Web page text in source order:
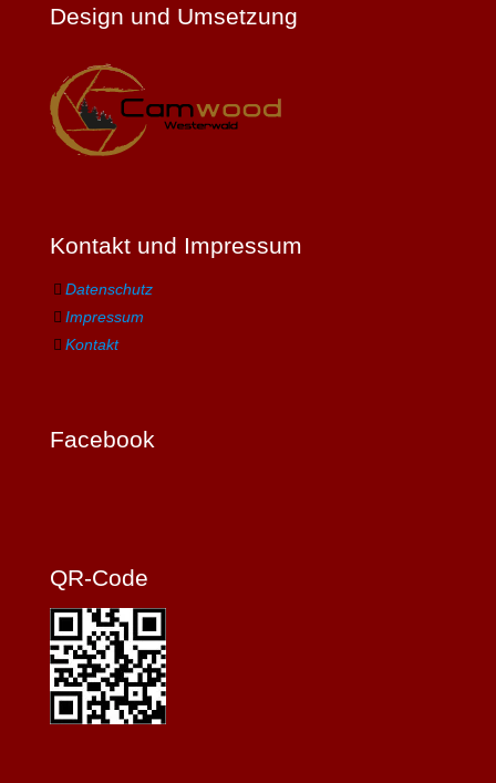
Design und Umsetzung
Kontakt und Impressum
Datenschutz
Impressum
Kontakt
Facebook
QR-Code